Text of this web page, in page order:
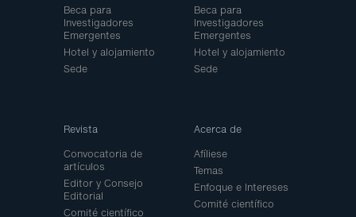
Beca para
Investigadores
Emergentes
Hotel y alojamiento
Sede
Beca para
Investigadores
Emergentes
Hotel y alojamiento
Sede
Revista
Convocatoria de
artículos
Editor y Consejo
Editorial
Comité científico
Acerca de
Afíliese
Temas
Enfoque e Intereses
Comité científico